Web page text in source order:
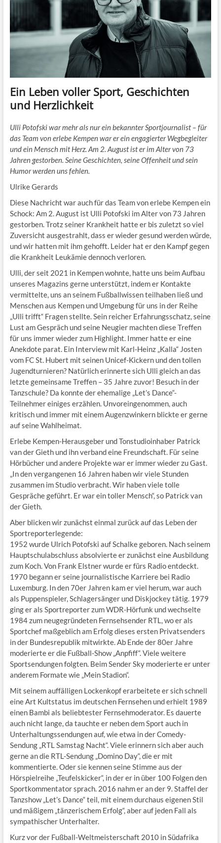
Ein Leben voller Sport, Geschichten
und Herzlichkeit
Ulli Potofski war mehr als nur ein bekannter Sportjournalist – für
das Team von erlebe Kempen war er ein engagierter Wegbegleiter
und ein Mensch mit Herz. Am 2. August ist er im Alter von 73
Jahren gestorben. Seine Geschichten, seine Offenheit und sein
Humor werden uns fehlen.
Ulrike Gerards
Diese Nachricht war auch für das Team von erlebe Kempen ein
Schock: Am 2. August ist Ulli Potofski im Alter von 73 Jahren
gestorben. Trotz seiner Krankheit hatte er bis zuletzt so viel
Zuversicht ausgestrahlt, dass er wieder gesund werden würde,
und wir hatten mit ihm gehofft. Leider hat er den Kampf gegen
die Krankheit Leukämie dennoch verloren.
Ulli, der seit 2021 in Kempen wohnte, hatte uns beim Aufbau
unseres Magazins gerne unterstützt, indem er Kontakte
vermittelte, uns an seinem Fußballwissen teilhaben ließ und
Menschen aus Kempen und Umgebung für uns in der Reihe
„Ulli trifft“ Fragen stellte. Sein reicher Erfahrungsschatz, seine
Lust am Gespräch und seine Neugier machten diese Treffen
für uns immer wieder zum Highlight. Immer hatte er eine
Anekdote parat. Ein Interview mit Karl-Heinz „Kalla“ Josten
vom FC St. Hubert mit seinen Unicef-Kickern und den tollen
Jugendturnieren? Natürlich erinnerte sich Ulli gleich an das
letzte gemeinsame Treffen – 35 Jahre zuvor! Besuch in der
Tanzschule? Da konnte der ehemalige „Let’s Dance“-
Teilnehmer einiges erzählen. Unvoreingenommen, auch
kritisch und immer mit einem Augenzwinkern blickte er gerne
auf seine Wahlheimat.
Erlebe Kempen-Herausgeber und Tonstudioinhaber Patrick
van der Gieth und ihn verband eine Freundschaft. Für seine
Hörbücher und andere Projekte war er immer wieder zu Gast.
„In den vergangenen 16 Jahren haben wir viele Stunden
zusammen im Studio verbracht. Wir haben viele tolle
Gespräche geführt. Er war ein toller Mensch“, so Patrick van
der Gieth.
Aber blicken wir zunächst einmal zurück auf das Leben der
Sportreporterlegende:
1952 wurde Ulrich Potofski auf Schalke geboren. Nach seinem
Hauptschulabschluss absolvierte er zunächst eine Ausbildung
zum Koch. Von Frank Elstner wurde er fürs Radio entdeckt.
1970 begann er seine journalistische Karriere bei Radio
Luxemburg. In den 70er Jahren kam er viel herum, war auch
als Puppenspieler, Schlagersänger und Diskjockey tätig. 1979
ging er als Sportreporter zum WDR-Hörfunk und wechselte
1984 zum neugegründeten Fernsehsender RTL, wo er als
Sportchef maßgeblich am Erfolg dieses ersten Privatsenders
in der Bundesrepublik mitwirkte. Ab Ende der 80er Jahre
moderierte er die Fußball-Show „Anpfiff“. Viele weitere
Sportsendungen folgten. Beim Sender Sky moderierte er unter
anderem Formate wie „Mein Stadion“.
Mit seinem auffälligen Lockenkopf erarbeitete er sich schnell
eine Art Kultstatus im deutschen Fernsehen und erhielt 1989
einen Bambi als beliebtester Fernsehmoderator. Es dauerte
auch nicht lange, da tauchte er neben dem Sport auch in
Unterhaltungssendungen auf, wie etwa in der Comedy-
Sendung „RTL Samstag Nacht“. Viele erinnern sich aber auch
gerne an die RTL-Sendung „Domino Day“, die er mit
kommentierte. Oder sie kennen seine Stimme aus der
Hörspielreihe „Teufelskicker“, in der er in über 100 Folgen den
Sportkommentator sprach. 2016 nahm er an der 9. Staffel der
Tanzshow „Let’s Dance“ teil, mit einem durchaus eigenen Stil
und mäßigem „tänzerischem Erfolg“, aber auf jeden Fall als
sympathischer Unterhalter.
Kurz vor der Fußball-Weltmeisterschaft 2010 in Südafrika